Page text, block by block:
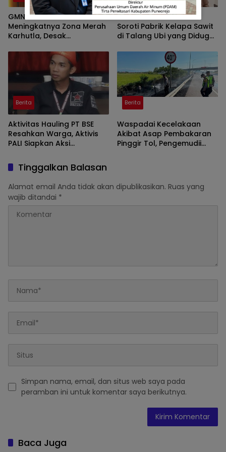
GMNI Sumsel Soroti
Meningkatnya Zona Merah
Karhutla, Desak
Mitigasi dan Penegakan
Wakil Ketua DPRD PALI
Soroti Pabrik Kelapa Sawit
di Talang Ubi yang Diduga
Berita
Aktivitas Hauling PT BSE
Resahkan Warga, Aktivis
PALI Siapkan Aksi
Gubernur
Berita
Waspadai Kecelakaan
Akibat Asap Pembakaran
Pinggir Tol, Pengemudii
Tinggalkan Balasan
Alamat email Anda tidak akan dipublikasikan. Ruas yang
wajib ditandai *
Simpan nama, email, dan situs web saya pada
peramban ini untuk komentar saya berikutnya.
Baca Juga